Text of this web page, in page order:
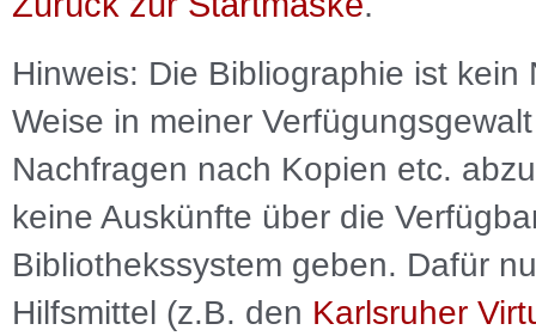
Hinweis: Die Bibliographie ist kein
Weise in meiner
Nachfragen nach Kopien etc.
keine Auskünfte über die
Bibliothekssystem geben. Dafür
Hilfsmittel (z.B. den Karlsruher